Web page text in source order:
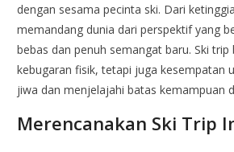
dengan sesama pecinta ski. Dari
memandang dunia dari perspektif yang
bebas dan penuh semangat baru. Ski trip
kebugaran fisik, tetapi juga kesempatan
jiwa dan menjelajahi batas kemampuan
Merencanakan Ski Trip